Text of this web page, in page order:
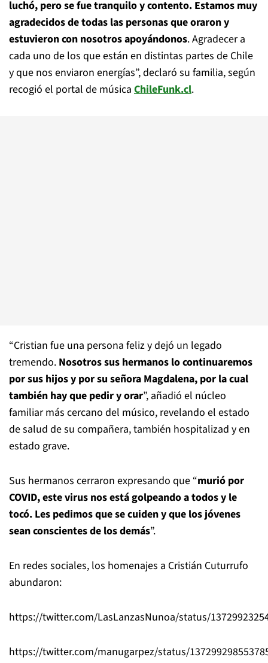
luchó, pero se fue tranquilo y contento. Estamos muy
agradecidos de todas las personas que oraron y
estuvieron con nosotros apoyándonos. Agradecer a
cada uno de los que están en distintas partes de Chile
y que nos enviaron energías”, declaró su familia, según
recogió el portal de música ChileFunk.cl.
“Cristian fue una persona feliz y dejó un legado
tremendo. Nosotros sus hermanos lo continuaremos
por sus hijos y por su señora Magdalena, por la cual
también hay que pedir y orar”, añadió el núcleo
familiar más cercano del músico, revelando el estado
de salud de su compañera, también hospitalizad y en
estado grave.
Sus hermanos cerraron expresando que “murió por
COVID, este virus nos está golpeando a todos y le
tocó. Les pedimos que se cuiden y que los jóvenes
sean conscientes de los demás”.
En redes sociales, los homenajes a Cristián Cuturrufo
abundaron:
https://twitter.com/LasLanzasNunoa/status/
https://twitter.com/manugarpez/status/